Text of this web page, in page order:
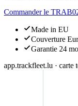
Commander le
Made in EU
Couverture
Garantie 24
app.trackfleet.lu · carte